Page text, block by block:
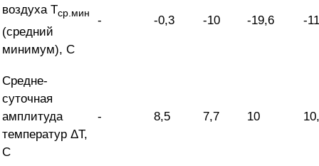
воздуха Tср.мин
(средний
минимум), С
- -0,3 -10 -19,6 -
Средне-
суточная
амплитуда
температур ΔT,
С
- 8,5 7,7 10